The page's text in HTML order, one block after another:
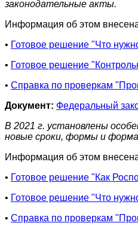
законодательные акты.
Информация об этом
• Готовое решение "Что
• Готовое решение
• Справка по проверкам
Документ: Федеральный
В 2021 г. установлены
новые сроки, формы и
Информация об этом
• Готовое решение "Как
• Готовое решение "Что
• Справка по проверкам